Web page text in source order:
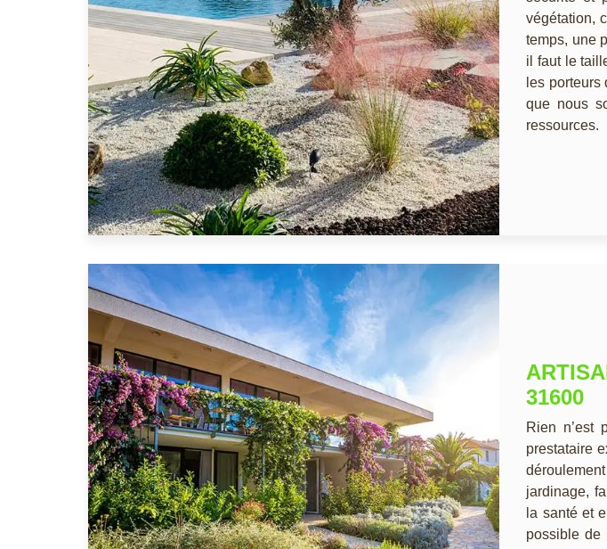
végétation,
temps, une
il faut le
les
que nous
ressources.
31600
Rien n’est
prestataire
jardinage,
la santé et
possible de